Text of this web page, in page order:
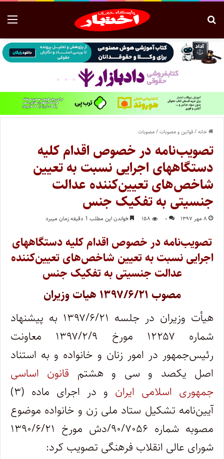
خانه/قوانین و مصوبات/مصوبات
تصویب‌نامه در خصوص اقدام کلیه
دستگاههای اجرایی نسبت به تعیین
شاخص‌های تعیین‌کننده عدالت
جنسیتی به تفکیک جنس
۸ مهر ۱۳۹۷ ۰ ۱۵۸ خواندن این مطلب 1 دقیقه زمان میبرد
تصویب‌نامه در خصوص اقدام کلیه دستگاههای
اجرایی نسبت به تعیین شاخص‌های تعیین‌کننده
عدالت جنسیتی به تفکیک جنس
مصوب ۱۳۹۷/۶/۲۱ هیات وزیران
هیأت وزیران در جلسه ۱۳۹۷/۶/۲۱ به پیشنهاد
شماره ۱۲۲۵۷ مورخ ۱۳۹۷/۲/۹ معاونت
رئیس‌جمهور در امور زنان و خانواده و به استناد
اصل یکصد و سی و هشتم قانون اساسی
جمهوری اسلامی ایران
و در اجرای ماده (۳)
آیین‌نامه تشکیل ستاد ملی زن و خانواده موضوع
مصوبه شماره ۹۰/۷۰۵۶/دش مورخ ۱۳۹۰/۶/۲۱
شورای عالی انقلاب فرهنگی تصویب کرد: